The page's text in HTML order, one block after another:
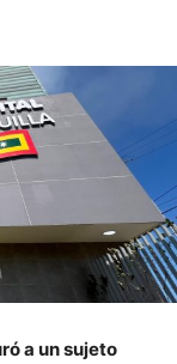
a un sujeto